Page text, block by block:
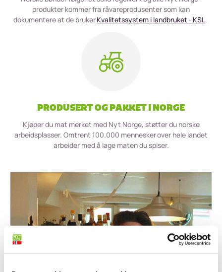
produkter kommer fra råvareprodusenter som kan
dokumentere at de brukerKvalitetssystem i landbruket - KSL.
PRODUSERT OG PAKKET I NORGE
Kjøper du mat merket med Nyt Norge, støtter du norske
arbeidsplasser. Omtrent 100.000 mennesker over hele landet
arbeider med å lage maten du spiser.
OLE SIRNES’